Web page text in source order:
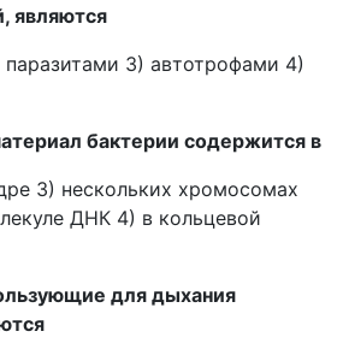
являются
3) автотрофами 4)
бактерии содержится в
3) нескольких хромосомах
ДНК 4) в кольцевой
для дыхания